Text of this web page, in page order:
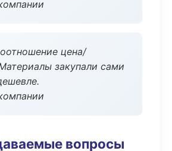
цена/
закупали сами
вопросы